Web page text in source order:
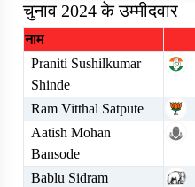
चुनाव 2024 के उम्मीदवार
नाम
Praniti Sushilkumar
Shinde
Ram Vitthal Satpute
Aatish Mohan
Bansode
Bablu Sidram